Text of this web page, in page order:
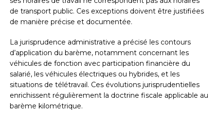
de transport public. Ces exceptions doivent être justifiées
de manière précise et documentée.
La jurisprudence administrative a précisé les contours
d’application du barème, notamment concernant les
véhicules de fonction avec participation financière du
salarié, les véhicules électriques ou hybrides, et les
situations de télétravail. Ces évolutions jurisprudentielles
enrichissent régulièrement la doctrine fiscale applicable au
barème kilométrique.